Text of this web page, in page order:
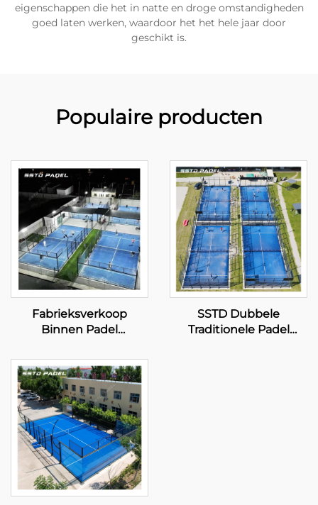
eigenschappen die het in natte en droge omstandigheden
goed laten werken, waardoor het het hele jaar door
geschikt is.
Populaire producten
Fabrieksverkoop
Binnen Padel
Verkochte Groothandel
Panoramische Paddle
Court 001-3
SSTD Dubbele
Traditionele Padel